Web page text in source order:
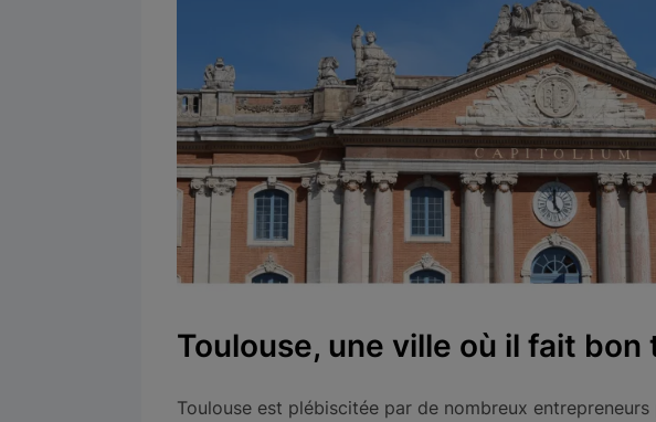
Toulouse, une ville où il fait bon
Toulouse est plébiscitée par de nombreux entrepreneurs